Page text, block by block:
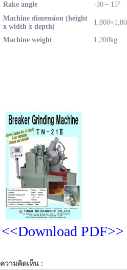
Rake angle
-30～15°
Machine dimension (height
x width x depth)
Machine weight 1,200kg
<<Download PDF>>
ความคิดเห็น :